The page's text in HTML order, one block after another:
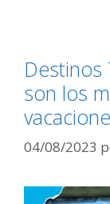
Destinos
son los
04/08/2023